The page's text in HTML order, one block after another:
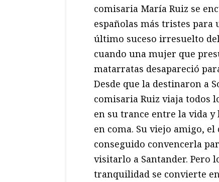
comisaria María Ruiz se
españolas más tristes
último suceso irresuelto
cuando una mujer que
matarratas desapareció
Desde que la destinaron a
comisaria Ruiz viaja todos
en su trance entre la vida y
en coma. Su viejo amigo,
conseguido convencerla
visitarlo a Santander. Pero
tranquilidad se convierte